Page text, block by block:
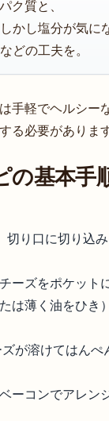
ク質と、
かし塩分が気に
どの工夫を。
手軽でヘルシー
る必要がありま
の基本手
切り口に切り込
ーズをポケット
は薄く油をひき
が溶けてはんぺ
ーコンでアレン